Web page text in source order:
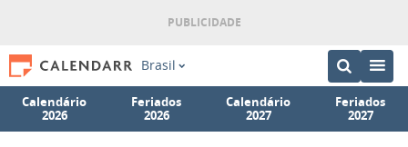
Brasil
Calendário
2026
Feriados
2026
Calendário
2027
Feriados
2027